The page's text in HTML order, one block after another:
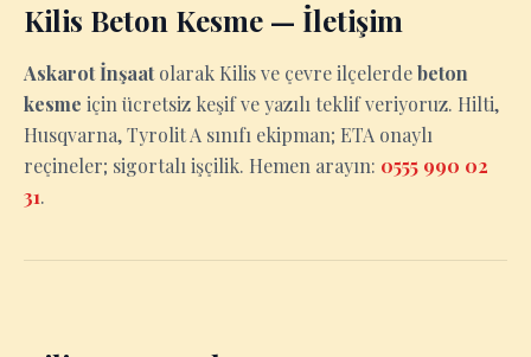
Kilis Beton Kesme — İletişim
Askarot İnşaatolarak Kilis ve çevre ilçelerdebeton
kesme için ücretsiz keşif ve yazılı teklif veriyoruz. Hilti,
Husqvarna, Tyrolit A sınıfı ekipman; ETA onaylı
reçineler; sigortalı işçilik. Hemen arayın: 0555 990 02
31.